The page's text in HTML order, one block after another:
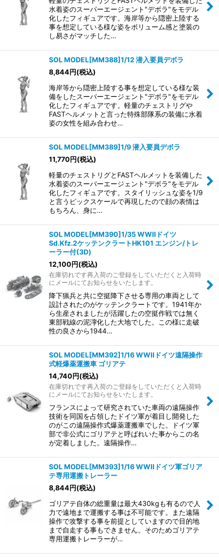
水着姿のスーパーエージェント"デボラ"をモデル
化したフィギュアです。海岸等から隠密上陸する
事を想定している様な姿をボリューム感と塗装の
し易さがマッチした…
SOL MODEL[MM388]1/12 潜入要員デボラ
8,844円(税込)
海岸等から隠密上陸する事を想定している様な装
備をしたスーパーエージェント"デボラ"をモデル
化したフィギュアです。軽量のチェストリグや
FASTヘルメットと言った特殊部隊系の装備に水着
姿の女性を組み合わせ…
SOL MODEL[MM389]1/9 潜入要員デボラ
11,770円(税込)
軽量のチェストリグとFASTヘルメットを装備した
水着姿のスーパーエージェント"デボラ"をモデル
化したフィギュアです。スタイリッシュな姿を1/9
と言うビックスケールで再現したので顔の表情は
もちろん、身に…
SOL MODEL[MM390]1/35 WWIIドイツ
Sd.Kfz.2ケッテンクラートHK101 エンジン/トレ
ーラー付(3D)
12,100円(税込)
在庫切れです再入荷のご登録をしていただくと入荷時
にメールにてお知らせをいたします。
降下猟兵と共に空挺降下させる専用の車両として
設計されたのがケッテンクラートです。1941年か
ら生産されましたが活躍したの空挺作戦では無く
東部戦線の泥濘化した大地でした。この様に走破
性の良さから1944…
SOL MODEL[MM392]1/16 WWIIドイツ遠隔操作
式軽爆薬運搬車 ゴリアテ
14,740円(税込)
在庫切れです再入荷のご登録をしていただくと入荷時
にメールにてお知らせをいたします。
フランスによって研究されていた車両の遠隔操作
技術を同国を占領したドイツ軍が着目し開発した
のがこの遠隔操作式爆薬運搬車でした。ドイツ軍
部で非公式にゴリアテと呼ばれいた事からこの名
が定着しました。遠隔操作…
SOL MODEL[MM393]1/16 WWIIドイツ軍ゴリア
テ専用運搬トレーラー
8,844円(税込)
ゴリアテ自体の総重量は最大430kgも有るので人
力で遠地まで運搬する事は不可能です。また遠隔
操作で攻撃する事を前提としていますので目的地
まで自走する事もできません。そのためゴリアテ
専用運搬トレーラーが…